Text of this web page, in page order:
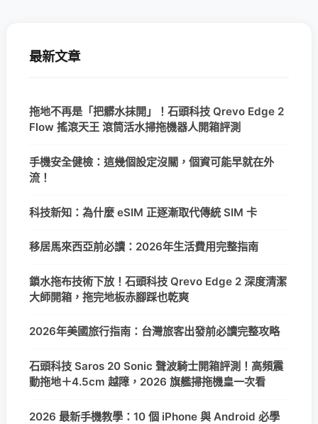
最新文章
拖地不再是「把髒水抹開」！石頭科技 Qrevo Edge 2
Flow 搖滾天王 滾筒活水掃拖機器人開箱評測
手機安全健檢：這幾個設定沒關，個資可能早就在外
流！
科技新知：為什麼 eSIM 正逐漸取代傳統 SIM 卡
移居馬來西亞前必讀：2026年生活費用完整指南
鎖水拖布技術下放！石頭科技 Qrevo Edge 2 深度清潔
大師開箱，拖完地板赤腳踩也乾爽
2026年美國旅行指南：台灣旅客出發前必讀完整攻略
石頭科技 Saros 20 Sonic 聲波騎士開箱評測！高頻震
動拖地＋4.5cm 越障，2026 旗艦掃拖機皇一次看
2026 最新手機教學：10 個 iPhone 與 Android 必學